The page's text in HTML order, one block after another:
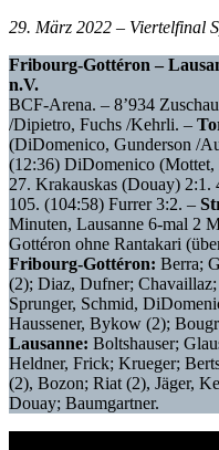
29. März 2022 – Viertelfinal
Fribourg-Gottéron –
n.V.
BCF-Arena. – 8’934
/Dipietro, Fuchs /Kehrli. –
(DiDomenico, Gunderson /
(12:36) DiDomenico (Mottet,
27. Krakauskas (Douay)
105. (104:58) Furrer 3:2. –
Minuten, Lausanne 6-mal 2
Gottéron ohne Rantakari
Fribourg-Gottéron: Berra;
(2); Diaz, Dufner;
Sprunger, Schmid,
Haussener, Bykow (2);
Lausanne: Boltshauser;
Heldner, Frick; Krueger;
(2), Bozon; Riat (2), Jäger,
Douay; Baumgartner.